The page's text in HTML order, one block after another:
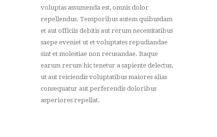
voluptas assumenda est, omnis dolor
repellendus. Temporibus autem quibusdam
et aut officiis debitis aut rerum necessitatibus
saepe eveniet ut et voluptates repudiandae
sint et molestiae non recusandae. Itaque
earum rerum hic tenetur a sapiente delectus,
ut aut reiciendis voluptatibus maiores alias
consequatur aut perferendis doloribus
asperiores repellat.